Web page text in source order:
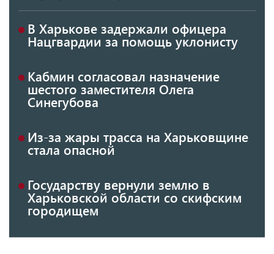
В Харькове задержали офицера
Нацгвардии за помощь уклонисту
Кабмин согласовал назначение
шестого заместителя Олега
Синегубова
Из-за жары трасса на Харьковщине
стала опасной
Государству вернули землю в
Харьковской области со скифским
городищем